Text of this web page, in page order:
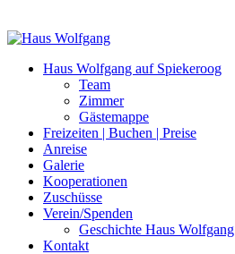
Haus Wolfgang auf Spiekeroog
Team
Zimmer
Gästemappe
Freizeiten | Buchen | Preise
Anreise
Galerie
Kooperationen
Zuschüsse
Verein/Spenden
Geschichte Haus Wolfgang
Kontakt